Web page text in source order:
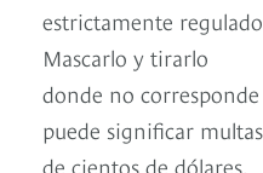
estrictamente regulado.
Mascarlo y tirarlo
donde no corresponde
puede significar multas
de cientos de dólares,